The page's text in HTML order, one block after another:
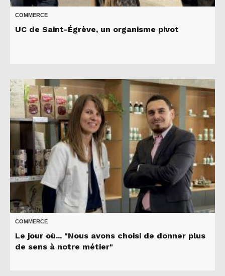
COMMERCE
UC de Saint-Égrève, un organisme pivot
COMMERCE
Le jour où... "Nous avons choisi de donner plus
de sens à notre métier"